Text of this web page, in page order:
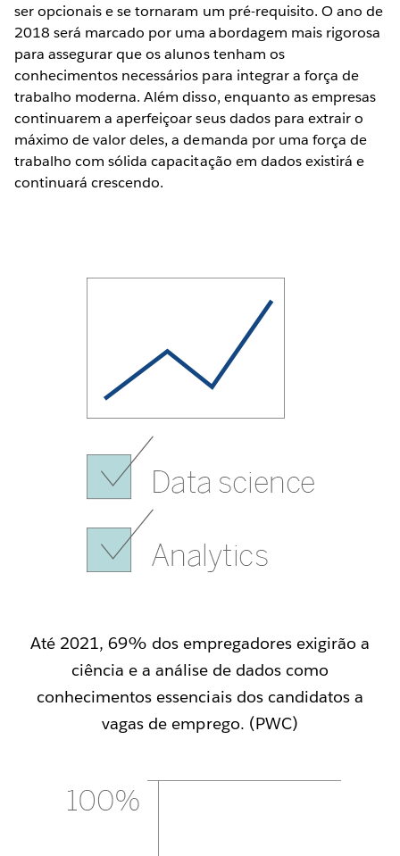
ser opcionais e se tornaram um pré-requisito. O ano de
2018 será marcado por uma abordagem mais rigorosa
para assegurar que os alunos tenham os
conhecimentos necessários para integrar a força de
trabalho moderna. Além disso, enquanto as empresas
continuarem a aperfeiçoar seus dados para extrair o
máximo de valor deles, a demanda por uma força de
trabalho com sólida capacitação em dados existirá e
continuará crescendo.
Até 2021, 69% dos empregadores exigirão a
ciência e a análise de dados como
conhecimentos essenciais dos candidatos a
vagas de emprego. (PWC)